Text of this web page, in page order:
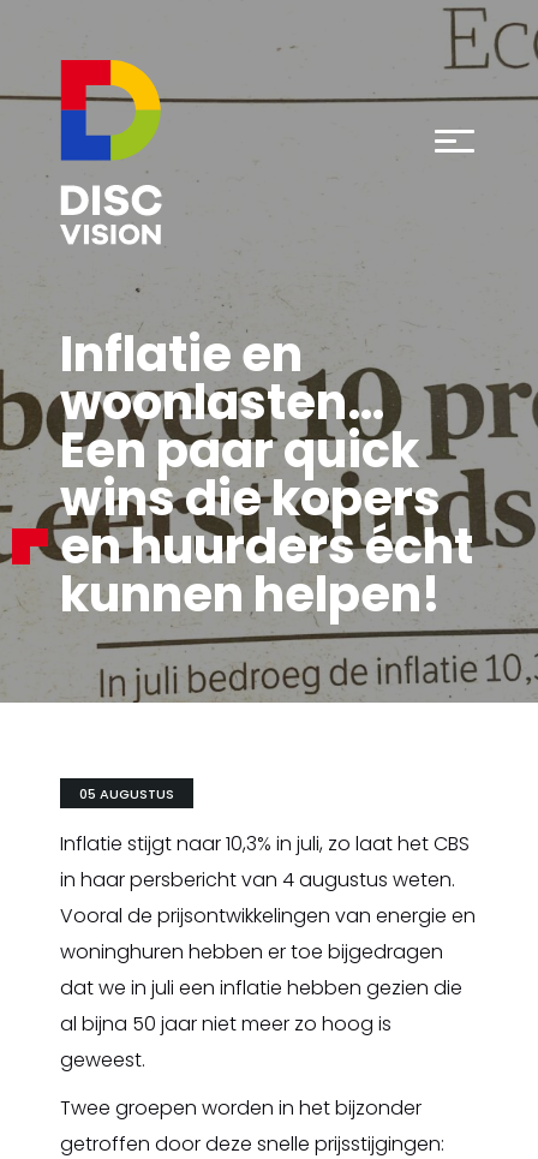
Inflatie en
woonlasten…
Een paar quick
wins die kopers
en huurders écht
kunnen helpen!
05 AUGUSTUS
Inflatie stijgt naar 10,3% in juli, zo laat het CBS
in haar persbericht van 4 augustus weten.
Vooral de prijsontwikkelingen van energie en
woninghuren hebben er toe bijgedragen
dat we in juli een inflatie hebben gezien die
al bijna 50 jaar niet meer zo hoog is
geweest.
Twee groepen worden in het bijzonder
getroffen door deze snelle prijsstijgingen: